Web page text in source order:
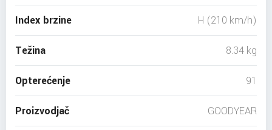
Index brzine H (210 km/h)
Težina 8.34 kg
Opterećenje 91
Proizvodjač GOODYEAR